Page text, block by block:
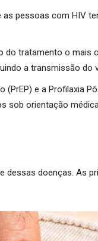
as pessoas com HIV
do tratamento o mais
a transmissão do
(PrEP) e a Profilaxia
sob orientação médica.
dessas doenças. As